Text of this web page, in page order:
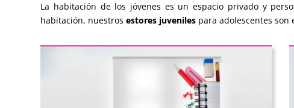
La habitación de los jóvenes es un espacio privado y
habitación, nuestrosestores juveniles para adolescentes